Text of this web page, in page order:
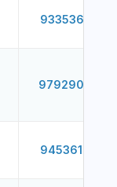
9335367830
9792908444
9453610040